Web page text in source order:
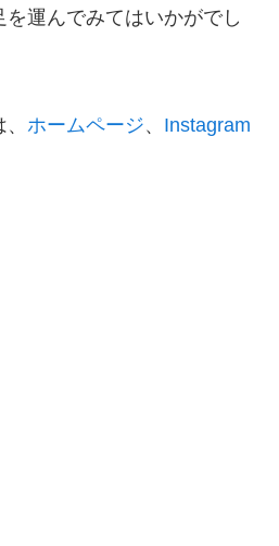
運んでみてはいかがでし
ホームページ、 Instagram